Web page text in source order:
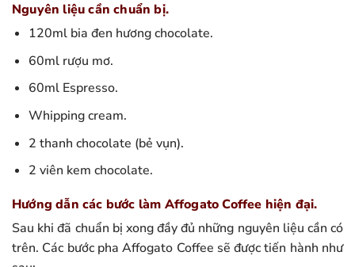
Nguyên liệu cần chuẩn bị.
120ml bia đen hương chocolate.
60ml rượu mơ.
60ml Espresso.
Whipping cream.
2 thanh chocolate (bẻ vụn).
2 viên kem chocolate.
Hướng dẫn các bước làm Affogato Coffee hiện đại.
Sau khi đã chuẩn bị xong đầy đủ những nguyên liệu cần có
trên. Các bước pha Affogato Coffee sẽ được tiến hành như